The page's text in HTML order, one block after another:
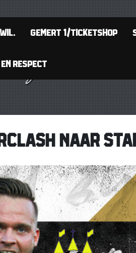
GEMERT 1/TICKETSHOP
RESPECT
NAAR